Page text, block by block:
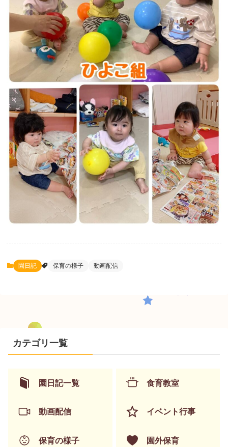
園日記 保育の様子 動画配信
カテゴリ一覧
園日記一覧 食育教室
動画配信 イベント行事
保育の様子 園外保育